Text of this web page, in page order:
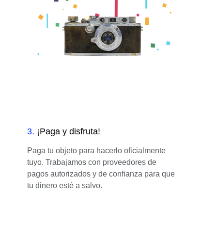
3. ¡Paga y disfruta!
Paga tu objeto para hacerlo oficialmente
tuyo. Trabajamos con proveedores de
pagos autorizados y de confianza para que
tu dinero esté a salvo.